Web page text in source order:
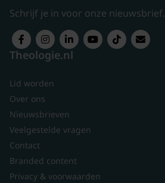
Schrijf je in voor onze nieuwsbrief.
Theologie.nl
Lid worden
Over ons
Nieuwsbrieven
Veelgestelde vragen
Contact
Branded content
Privacy & voorwaarden